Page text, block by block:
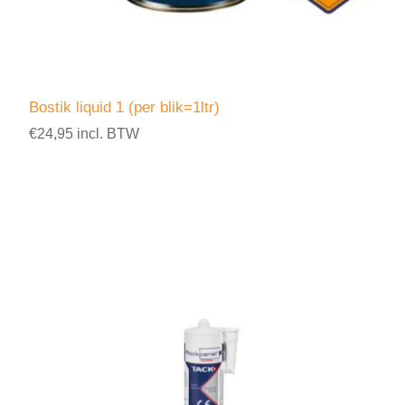
Bostik liquid 1 (per blik=1ltr)
€24,95 incl. BTW